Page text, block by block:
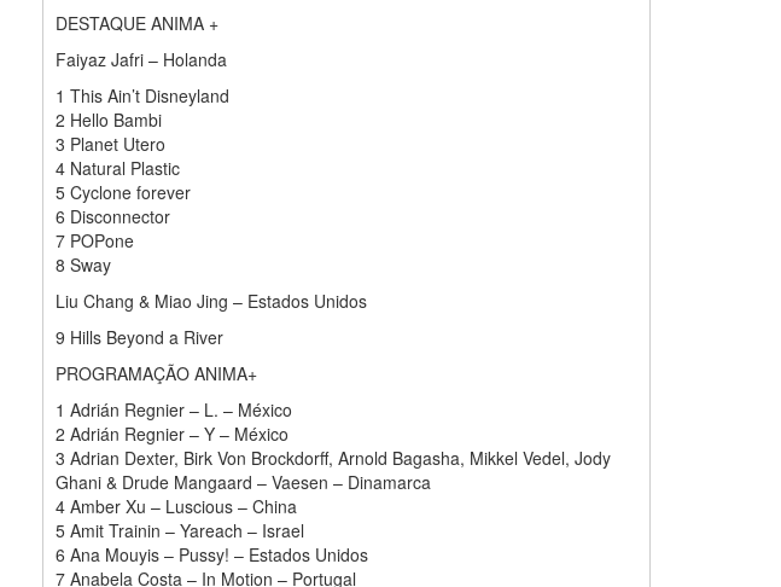
DESTAQUE ANIMA +
Faiyaz Jafri – Holanda
1 This Ain’t Disneyland
2 Hello Bambi
3 Planet Utero
4 Natural Plastic
5 Cyclone forever
6 Disconnector
7 POPone
8 Sway
Liu Chang & Miao Jing – Estados Unidos
9 Hills Beyond a River
PROGRAMAÇÃO ANIMA+
1 Adrián Regnier – L. – México
2 Adrián Regnier – Y – México
3 Adrian Dexter, Birk Von Brockdorff, Arnold Bagasha, Mikkel Vedel, Jody
Ghani & Drude Mangaard – Vaesen – Dinamarca
4 Amber Xu – Luscious – China
5 Amit Trainin – Yareach – Israel
6 Ana Mouyis – Pussy! – Estados Unidos
7 Anabela Costa – In Motion – Portugal